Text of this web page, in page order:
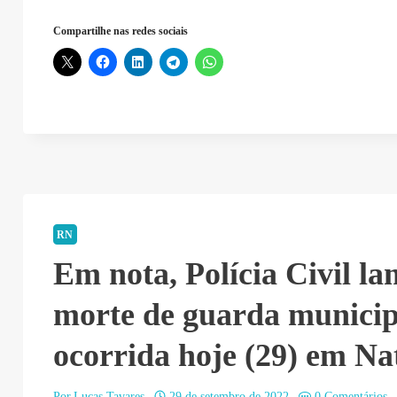
Compartilhe nas redes sociais
RN
Em nota, Polícia Civil
morte de guarda
ocorrida hoje (29) em